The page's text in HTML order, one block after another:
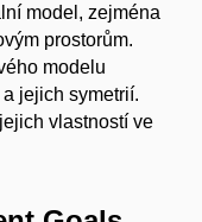
model, zejména
prostorům.
modelu
jejich symetrií.
vlastností ve